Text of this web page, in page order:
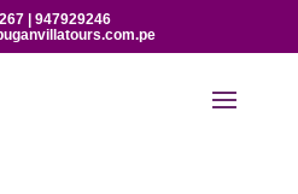
| 947929246